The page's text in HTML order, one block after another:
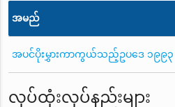
အမည်
အပင်ပိုးမွှားကာကွယ်သည့်ဥပဒေ ၁၉၉၃
လုပ်ထုံးလုပ်နည်းများ